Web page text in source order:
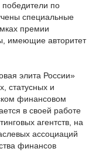
по
специальные
премии
имеющие авторитет
элита России»
статусных и
финансовом
в своей работе
агентств, на
ассоциаций
финансов